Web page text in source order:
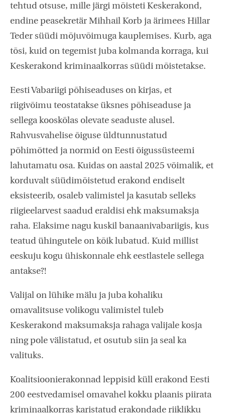
tehtud otsuse, mille järgi mõisteti Keskerakond,
endine peasekretär Mihhail Korb ja ärimees Hillar
Teder süüdi mõjuvõimuga kauplemises. Kurb, aga
tõsi, kuid on tegemist juba kolmanda korraga, kui
Keskerakond kriminaalkorras süüdi mõistetakse.
Eesti Vabariigi põhiseaduses on kirjas, et
riigivõimu teostatakse üksnes põhiseaduse ja
sellega kooskõlas olevate seaduste alusel.
Rahvusvahelise õiguse üldtunnustatud
põhimõtted ja normid on Eesti õigussüsteemi
lahutamatu osa. Kuidas on aastal 2025 võimalik, et
korduvalt süüdimõistetud erakond endiselt
eksisteerib, osaleb valimistel ja kasutab selleks
riigieelarvest saadud eraldisi ehk maksumaksja
raha. Elaksime nagu kuskil banaanivabariigis, kus
teatud ühingutele on kõik lubatud. Kuid millist
eeskuju kogu ühiskonnale ehk eestlastele sellega
antakse?!
Valijal on lühike mälu ja juba kohaliku
omavalitsuse volikogu valimistel tuleb
Keskerakond maksumaksja rahaga valijale kosja
ning pole välistatud, et osutub siin ja seal ka
valituks.
Koalitsioonierakonnad leppisid küll erakond Eesti
200 eestvedamisel omavahel kokku plaanis piirata
kriminaalkorras karistatud erakondade riiklikku